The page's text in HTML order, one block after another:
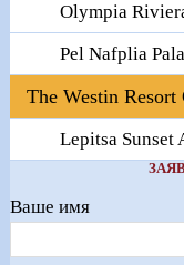
Olympia
Pel Nafplia
The Westin
Lepitsa Sunset
Ваше имя